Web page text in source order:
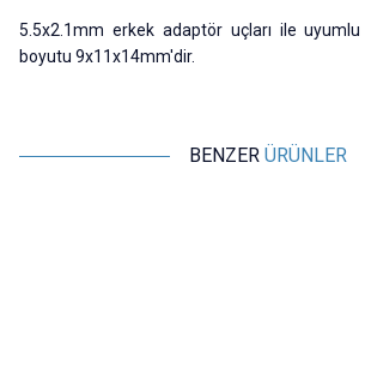
5.5x2.1mm erkek adaptör uçları ile
boyutu 9x11x14mm'dir.
BENZER ÜRÜNLER